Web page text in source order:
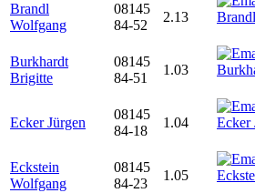
Brandl
Wolfgang
08145
84-52
2.13
Burkhardt
Brigitte
08145
84-51
1.03
Ecker Jürgen
08145
84-18
1.04
Eckstein
Wolfgang
08145
84-23
1.05